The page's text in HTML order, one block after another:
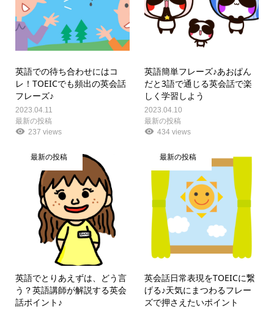
英語での待ち合わせにはコ
レ！TOEICでも頻出の英会話
フレーズ♪
2023.04.11
最新の投稿
237 views
英語簡単フレーズ♪あおぱん
だと3語で通じる英会話で楽
しく学習しよう
2023.04.10
最新の投稿
434 views
最新の投稿
英語でとりあえずは、どう言
う？英語講師が解説する英会
話ポイント♪
最新の投稿
英会話日常表現をTOEICに繋
げる♪天気にまつわるフレー
ズで押さえたいポイント